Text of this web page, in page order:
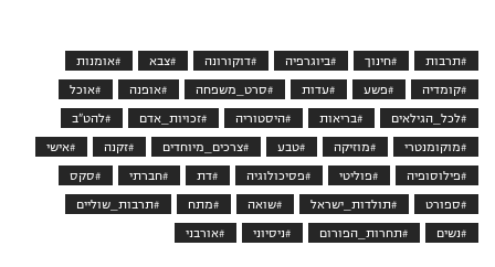
#תרבות #חינוך #ביוגרפיה #דוקורונה #צבא #אומנות
#קומדיה #פשע #עדות #סרט_משפחה #אופנה #אוכל
#לכל_הגילאים #בריאות #היסטוריה #זכויות_אדם #להט"ב
#מוקומנטרי #מוזיקה #טבע #צרכים_מיוחדים #זקנה #אישי
#פילוסופיה #פוליטי #פסיכולוגיה #דת #חברתי #סקס
#ספורט #תולדות_ישראל #שואה #מתח #תרבות_שוליים
#נשים #תחרות_הפורום #ניסיוני #אורבני